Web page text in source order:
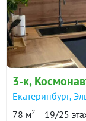
3-к,
Екатеринбург,
78 м2 19/25